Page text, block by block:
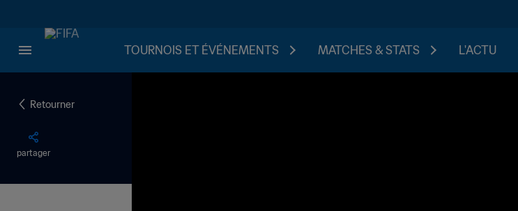
TOURNOIS ET ÉVÉNEMENTS MATCHES & STATS L'ACTU
Retourner
partager